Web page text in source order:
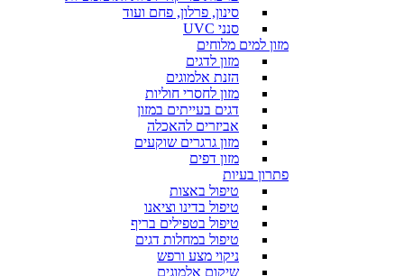
סינון, פרלון, פחם ועוד
סנני UVC
מזון למים מלוחים
מזון לדגים
הזנת אלמוגים
מזון לחסרי חוליות
דגים בעייתים במזון
אביזרים להאכלה
מזון גרגרים שוקעים
מזון דפים
פתרון בעיות
טיפול באצות
טיפול בדינו וציאנו
טיפול בטפילים בריף
טיפול במחלות דגים
ניקוי מצע ורפש
שיקום אלמוגים